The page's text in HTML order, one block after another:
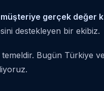
müşteriye gerçek değer
destekleyen bir ekibiz.
Bugün Türkiye